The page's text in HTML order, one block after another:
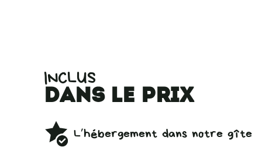
INCLUS
dans le prix
L’hébergement dans notre gîte